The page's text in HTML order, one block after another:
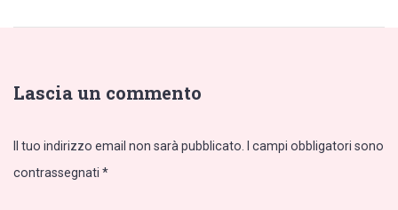
Lascia un commento
Il tuo indirizzo email non sarà pubblicato. I campi obbligatori sono
contrassegnati *